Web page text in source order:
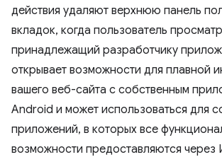
действия удаляют верхнюю панель
вкладок, когда пользователь
принадлежащий разработчику
открывает возможности для плавной
вашего веб-сайта с собственным
Android и может использоваться для
приложений, в которых все
возможности предоставляются через